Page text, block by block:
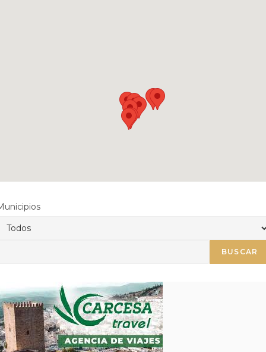
BUSCAR